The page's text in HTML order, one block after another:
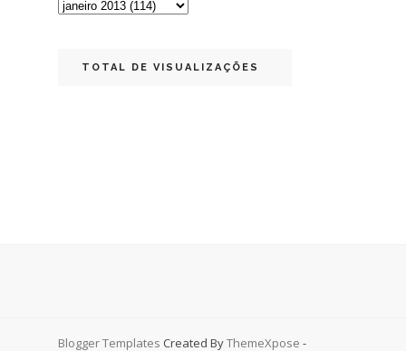
TOTAL DE VISUALIZAÇÕES
Blogger Templates Created ByThemeXpose -